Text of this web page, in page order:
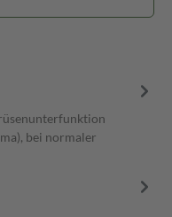
bei normaler